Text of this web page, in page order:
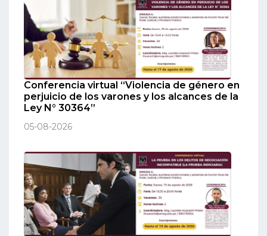
Conferencia virtual “Violencia de género en
perjuicio de los varones y los alcances de la
Ley N° 30364”
05-08-2026